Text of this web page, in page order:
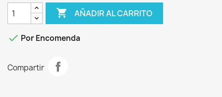
 AÑADIR AL CARRITO
 Por Encomenda
Compartir